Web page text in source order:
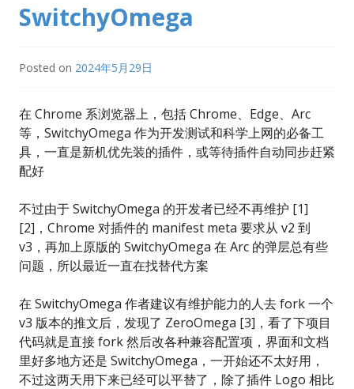
SwitchyOmega
Posted on 2024年5月29日
在 Chrome 系浏览器上，包括 Chrome、Edge、Arc
等，SwitchyOmega 作为开发测试和科学上网的必备工
具，一直是新机优先装的插件，或等待插件自动同步赶紧
配好
不过由于 SwitchyOmega 的开发者已经不再维护 [1]
[2]，Chrome 对插件的 manifest meta 要求从 v2 到
v3，再加上原版的 SwitchyOmega 在 Arc 的弹层总有些
问题，所以最近一直在找替代方案
在 SwitchyOmega 作者建议有维护能力的人去 fork 一个
v3 版本的推文后，发现了 ZeroOmega [3]，看了下项目
代码就是直接 fork 然后改各种兼容配置项，界面和文档
里好多地方还是 SwitchyOmega，一开始还不太好用，
不过这两天用下来已经可以平替了，除了插件 Logo 相比